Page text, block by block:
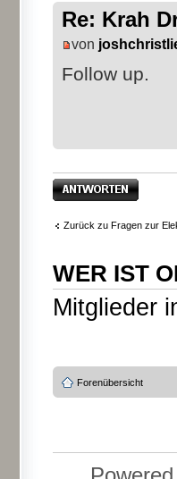
Re: Krah
von
Follow up.
Antwort erstellen
Zurück zu Fragen zur
WER IST
Mitglieder
Forenübersicht